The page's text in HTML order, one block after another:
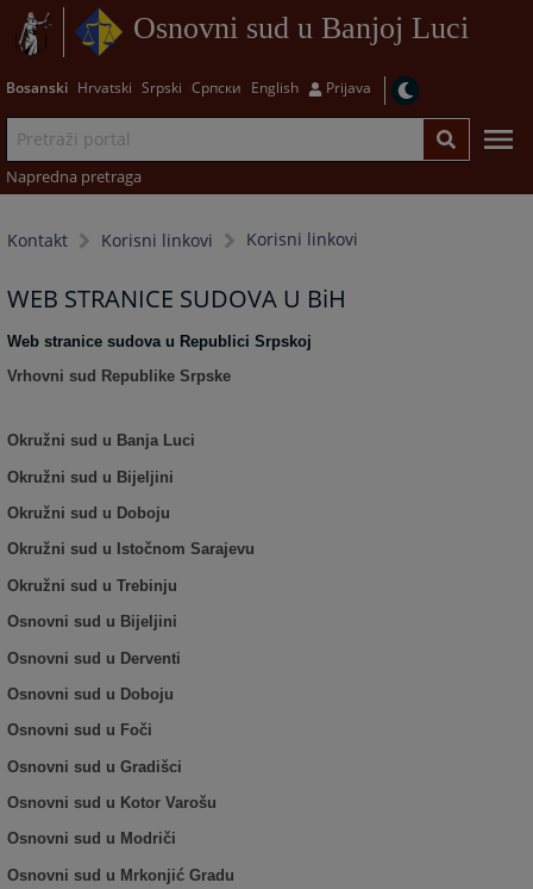
Osnovni sud u Banjoj Luci
Bosanski Hrvatski Srpski Српски English Prijava
Napredna pretraga
Kontakt Korisni linkovi Korisni linkovi
WEB STRANICE SUDOVA U BiH
Web stranice sudova u Republici Srpskoj
Vrhovni sud Republike Srpske
Okružni sud u Banja Luci
Okružni sud u Bijeljini
Okružni sud u Doboju
Okružni sud u Istočnom Sarajevu
Okružni sud u Trebinju
Osnovni sud u Bijeljini
Osnovni sud u Derventi
Osnovni sud u Doboju
Osnovni sud u Foči
Osnovni sud u Gradišci
Osnovni sud u Kotor Varošu
Osnovni sud u Modriči
Osnovni sud u Mrkonjić Gradu